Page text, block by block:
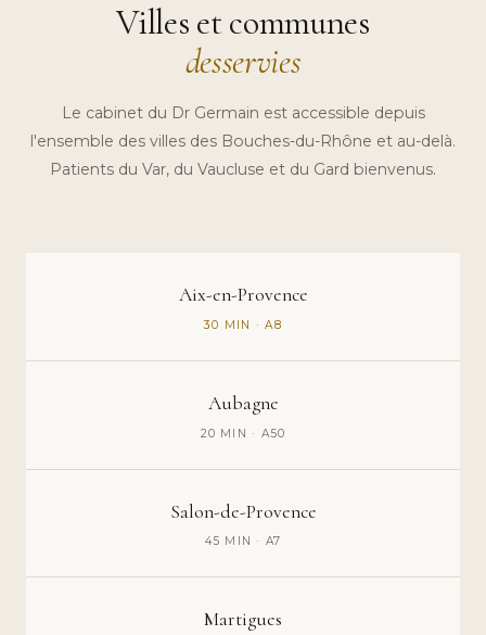
Villes et communes
desservies
Le cabinet du Dr Germain est accessible depuis
l'ensemble des villes des Bouches-du-Rhône et au-delà.
Patients du Var, du Vaucluse et du Gard bienvenus.
Aix-en-Provence
30 MIN · A8
Aubagne
20 MIN · A50
Salon-de-Provence
45 MIN · A7
Martigues